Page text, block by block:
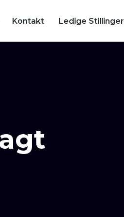
Kontakt Ledige Stillinger